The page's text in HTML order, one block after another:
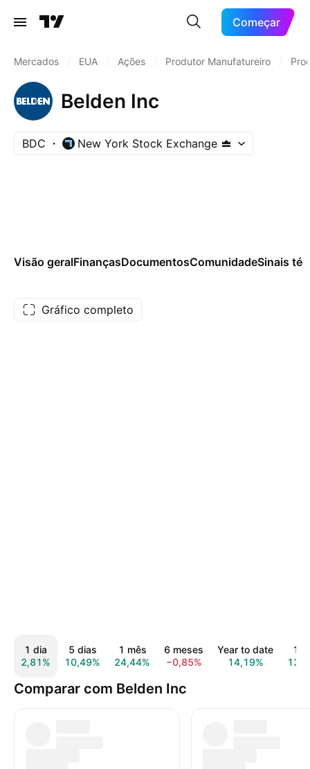
Começar
Mercados EUA Ações Produtor Manufatureiro
Belden Inc
BDC New York Stock Exchange
Visão geralFinançasDocumentosComunidadeSinais
Gráfico completo
1 dia
2,81%
5 dias
10,49%
1 mês
24,44%
6 meses
−0,85%
Year to date
14,19%
1
Comparar com Belden Inc